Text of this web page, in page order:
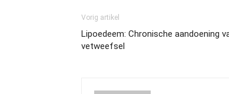
Vorig artikel
Lipoedeem: Chronische aandoening
vetweefsel